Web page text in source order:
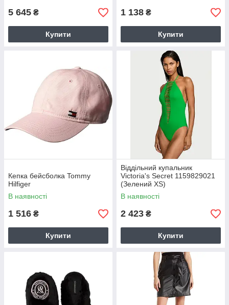
5 645 ₴
Купити
1 138 ₴
Купити
Кепка бейсболка Tommy
Hilfiger
В наявності
1 516 ₴
Купити
Віддільний купальник
Victoria's Secret 1159829021
(Зелений XS)
В наявності
2 423 ₴
Купити